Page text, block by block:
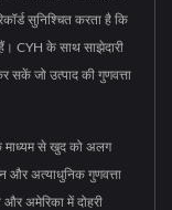
सुनिश्चित करता है कि
CYH के साथ साझेदारी
सकें जो उत्पाद की गुणवत्ता
माध्यम से खुद को अलग
और अत्याधुनिक गुणवत्ता
और अमेरिका में दोहरी